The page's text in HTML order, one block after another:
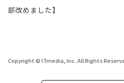
部改めました】
Copyright © ITmedia, Inc. All Rights